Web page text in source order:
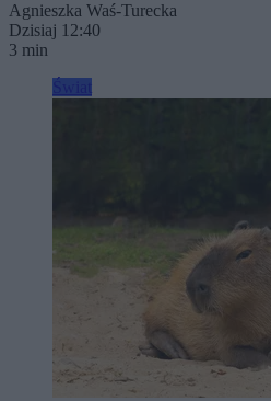
Agnieszka Waś-Turecka
Dzisiaj 12:40
3 min